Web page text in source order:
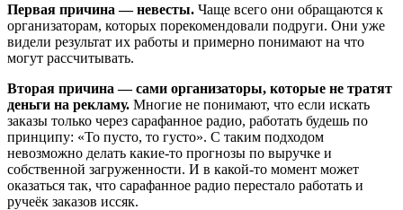
Первая причина — невесты. Чаще всего они обращаются к
организаторам, которых порекомендовали подруги. Они уже
видели результат их работы и примерно понимают на что
могут рассчитывать.
Вторая причина — сами организаторы, которые не тратят
деньги на рекламу. Многие не понимают, что если искать
заказы только через сарафанное радио, работать будешь по
принципу: «То пусто, то густо». С таким подходом
невозможно делать какие-то прогнозы по выручке и
собственной загруженности. И в какой-то момент может
оказаться так, что сарафанное радио перестало работать и
ручеёк заказов иссяк.